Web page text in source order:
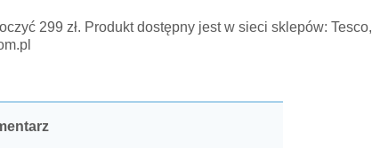
299 zł. Produkt dostępny jest w sieci sklepów: Tesco,